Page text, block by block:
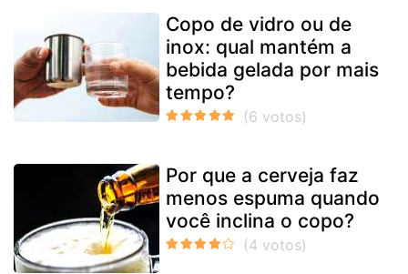
Copo de vidro ou de
inox: qual mantém a
bebida gelada por mais
tempo?
Por que a cerveja faz
menos espuma quando
você inclina o copo?